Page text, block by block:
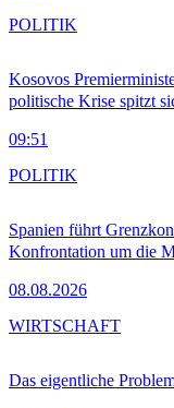
Kosovos
politische Krise spitzt
09:51
POLITIK
Spanien führt
Konfrontation um die
08.08.2026
POLITIK
Das eigentliche
WIRTSCHAFT